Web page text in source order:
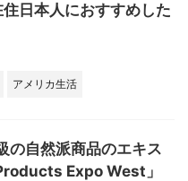
日本人におすすめした
アメリカ生活
の自然派商品のエキス
Expo West」